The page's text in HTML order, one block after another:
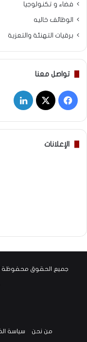
فضاء و تكنولوجيا
الوظائف خاليه
برقيات التهنئة والتعزية
تواصل معنا
فيسبوك
‫X
الإعلانات
جميع الحقوق محفوظة ©
من نحن سياسة